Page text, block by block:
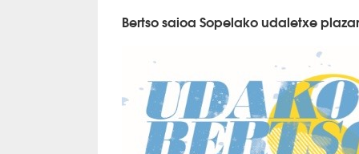
Bertso saioa Sopelako udaletxe